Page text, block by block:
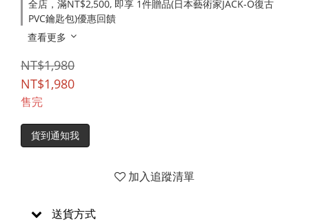
全店，滿NT$2,500, 即享 1件贈品(日本藝術家JACK-O復古
PVC鑰匙包)優惠回饋
查看更多
NT$1,980
NT$1,980
售完
貨到通知我
加入追蹤清單
送貨方式